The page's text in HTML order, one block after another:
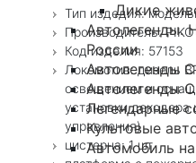
Дикие
Автолегенды.
России
Автолегенды
Автолегенды
Легендарные
Культовые
Автомобиль
Тип издедия:
Производитель: PIKO
Код изделия: 57153
Локомотив: дизель
освещением и
установки
управления)
цистерна: 1 шт.